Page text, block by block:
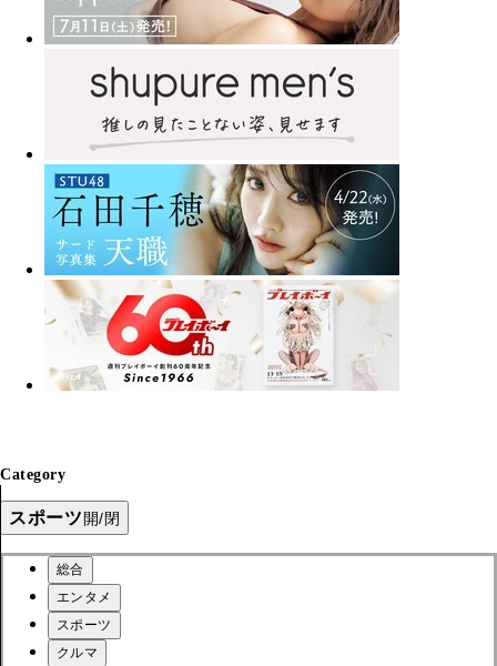
Category
スポーツ開/閉
総合
エンタメ
スポーツ
クルマ